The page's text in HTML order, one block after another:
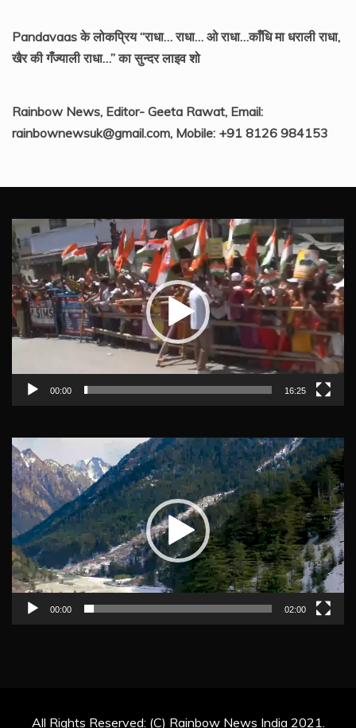
Pandavaas के लोकप्रिय “राधा… राधा… ओ राधा…काँधि मा धराली राधा,
खैर की गँज्याली राधा…” का सुन्दर लाइव शो
Rainbow News, Editor- Geeta Rawat, Email:
rainbownewsuk@gmail.com, Mobile: +91 8126 984153
Video
Player
00:00 16:25
Video
Player
00:00 02:00
All Rights Reserved: (C) Rainbow News India 2021.